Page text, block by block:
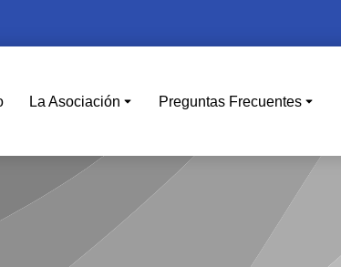
La Asociación Preguntas Frecuentes